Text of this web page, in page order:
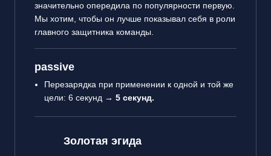
значительно опередила по популярности первую.
Мы хотим, чтобы он лучше показывал себя в роли
главного защитника команды.
passive
Перезарядка при применении к одной и той же
цели: 6 секунд → 5 секунд.
Золотая эгида